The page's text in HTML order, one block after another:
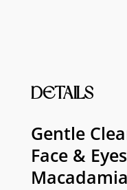
DETAILS
Gentle
Face &
Macadamia